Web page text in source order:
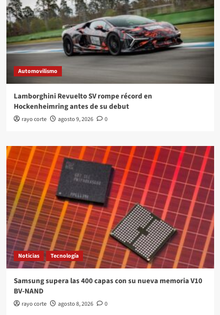
Automovilismo
Lamborghini Revuelto SV rompe récord en
Hockenheimring antes de su debut
rayo corte agosto 9, 2026 0
Noticias Tecnología
Samsung supera las 400 capas con su nueva memoria V10
BV-NAND
rayo corte agosto 8, 2026 0